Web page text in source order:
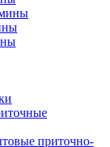
приточно-